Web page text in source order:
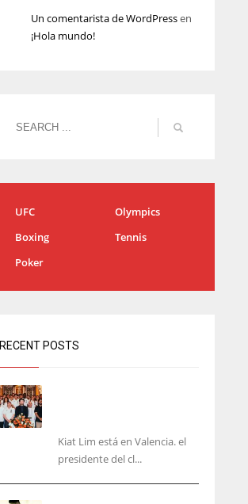
Un comentarista de WordPressen
¡Hola mundo!
UFC
Olympics
Boxing
Tennis
Poker
RECENT POSTS
Kiat Lim está en Valencia. el
presidente del cl...